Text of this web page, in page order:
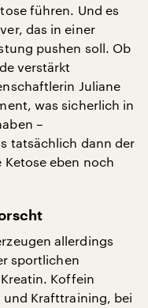
führen. Und es
das in einer
pushen soll. Ob
verstärkt
Juliane
was sicherlich in
–
tatsächlich dann der
eben noch
allerdings
sportlichen
Koffein
Krafttraining, bei